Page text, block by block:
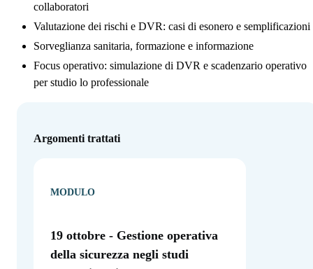
collaboratori
Valutazione dei rischi e DVR: casi di esonero e semplificazioni
Sorveglianza sanitaria, formazione e informazione
Focus operativo: simulazione di DVR e scadenzario operativo
per studio lo professionale
Argomenti trattati
MODULO
19 ottobre - Gestione operativa
della sicurezza negli studi